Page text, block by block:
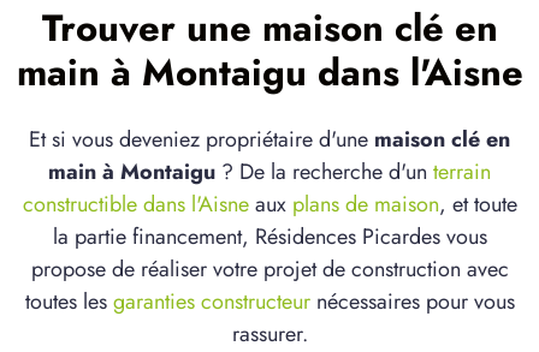
Trouver une maison clé en
main à Montaigu dans l'Aisne
Et si vous deveniez propriétaire d'une maison clé en
main à Montaigu ? De la recherche d'un terrain
constructible dans l'Aisneaux plans de maison, et toute
la partie financement, Résidences Picardes vous
propose de réaliser votre projet de construction avec
toutes lesgaranties constructeurnécessaires pour vous
rassurer.